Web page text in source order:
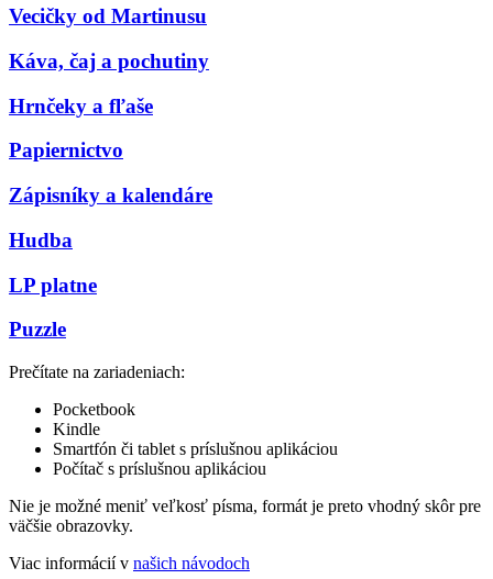
Vecičky od Martinusu
Káva, čaj a pochutiny
Hrnčeky a fľaše
Papiernictvo
Zápisníky a kalendáre
Hudba
LP platne
Puzzle
Prečítate na zariadeniach:
Pocketbook
Kindle
Smartfón či tablet s príslušnou aplikáciou
Počítač s príslušnou aplikáciou
Nie je možné meniť veľkosť písma, formát je preto vhodný skôr pre
väčšie obrazovky.
Viac informácií v našich návodoch